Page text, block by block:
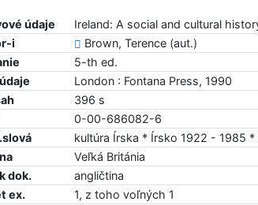
údaje
Ireland: A social and cultural
i
Brown, Terence (aut.)
5-th ed.
London : Fontana Press, 1990
396 s
0-00-686082-6
kultúra Írska * Írsko 1922 - 1985 *
Veľká Británia
dok.
angličtina
ex.
1, z toho voľných 1